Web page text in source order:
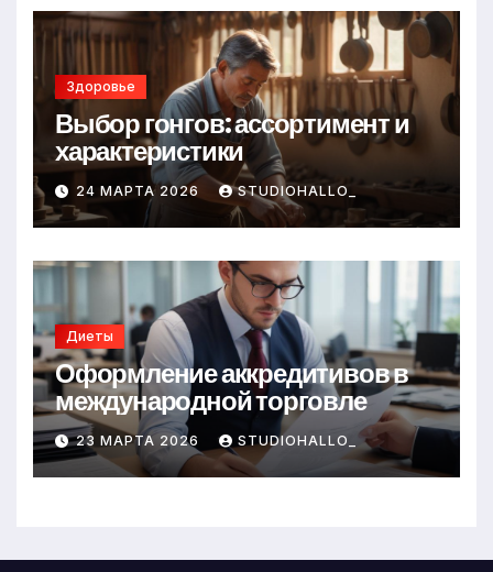
Здоровье
Выбор гонгов: ассортимент и
характеристики
24 МАРТА 2026 STUDIOHALLO_
Диеты
Оформление аккредитивов в
международной торговле
23 МАРТА 2026 STUDIOHALLO_